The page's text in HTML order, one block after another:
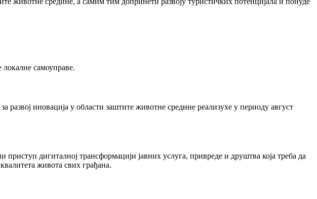
самоуправе.
иновација у области заштите животне средине реализухе у периоду август
дигиталној трансформацији јавних услуга, привреде и друштва која треба да
живота свих грађана.